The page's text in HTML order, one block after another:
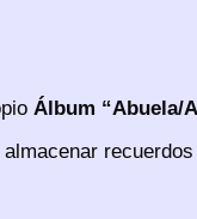
Álbum “Abuela/
almacenar